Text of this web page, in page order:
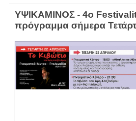
ΥΨΙΚΑΜΙΝΟΣ - 4ο
πρόγραμμα σήμερα